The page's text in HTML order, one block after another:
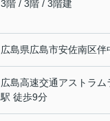
3階 / 3階 / 3階建
広島県広島市安佐南区伴
広島高速交通アストラム
駅 徒歩9分